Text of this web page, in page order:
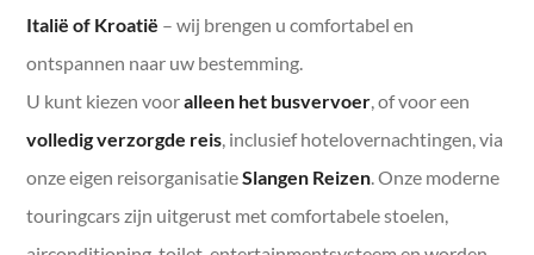
Italië of Kroatië – wij brengen u comfortabel en
ontspannen naar uw bestemming.
U kunt kiezen vooralleen het busvervoer, of voor een
volledig verzorgde reis, inclusief hotelovernachtingen, via
onze eigen reisorganisatieSlangen Reizen. Onze moderne
touringcars zijn uitgerust met comfortabele stoelen,